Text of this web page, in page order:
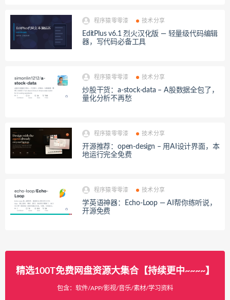
程序猿零零漆 技术分享
EditPlus v6.1 烈火汉化版 — 轻量级代码编辑
器，写代码必备工具
程序猿零零漆 技术分享
炒股干货：a-stock-data – A股数据全包了，
量化分析不再愁
程序猿零零漆 技术分享
开源推荐：open-design – 用AI设计界面，本
地运行完全免费
程序猿零零漆 技术分享
学英语神器：Echo-Loop — AI帮你练听说，
开源免费
精选100T免费网盘资源大集合【持续更中~~~~】
包含：软件/APP/影视/音乐/素材/学习资料